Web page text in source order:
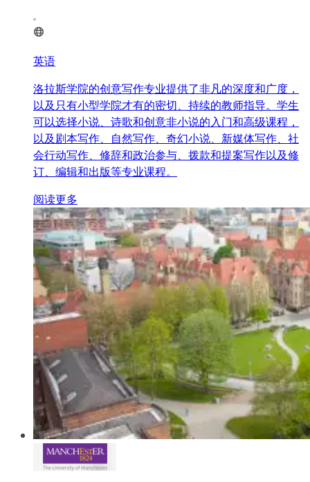
英语
洛拉斯学院的创意写作专业提供了非凡的深度和广度，
以及只有小型学院才有的密切、持续的教师指导。学生
可以选择小说、诗歌和创意非小说的入门和高级课程，
以及剧本写作、自然写作、奇幻小说、新媒体写作、社
会行动写作、修辞和政治参与、拨款和提案写作以及修
订、编辑和出版等专业课程。
阅读更多